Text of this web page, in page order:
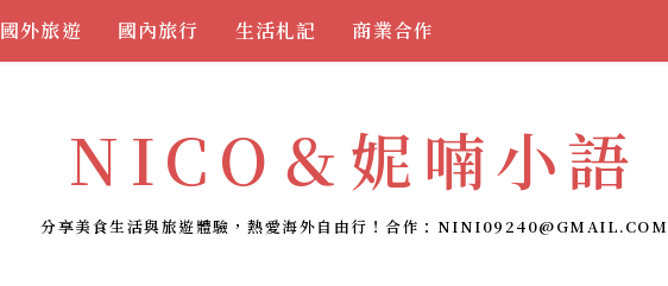
國外旅遊 國內旅行 生活札記 商業合作
NICO＆妮喃小語
分享美食生活與旅遊體驗，熱愛海外自由行！合作： NINI09240@GMAIL.COM